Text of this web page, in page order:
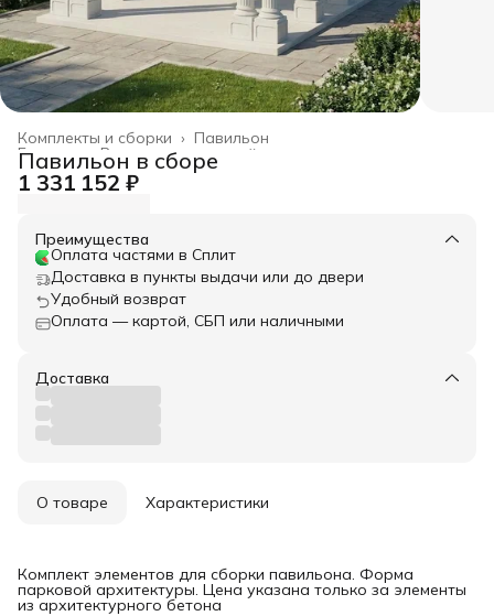
Павильон
Комплекты и сборки ›
Весь архитектурный декор
Главная ›
Павильон в сборе
1 331 152 ₽
Преимущества
Оплата частями в Сплит
Доставка в пункты выдачи или до двери
Удобный возврат
Оплата — картой, СБП или наличными
Доставка
О товаре Характеристики
Комплект элементов для сборки павильона. Форма
парковой архитектуры. Цена указана только за элементы
из архитектурного бетона